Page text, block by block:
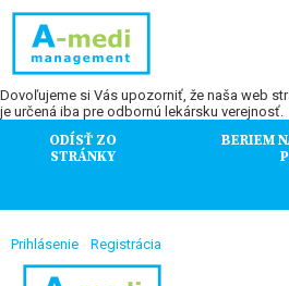
Dovoľujeme si Vás upozorniť, že naša web
je určená iba pre odbornú lekársku verejnosť.
ODÍSŤ ZO
STRÁNKY
BERIEM
Prihlásenie Registrácia